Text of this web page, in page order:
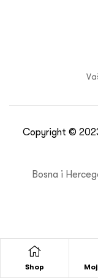
Shop
Copyright ©
Bosna i